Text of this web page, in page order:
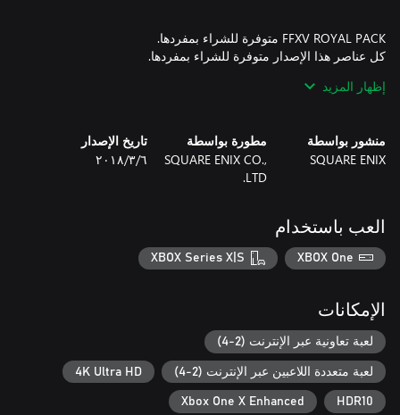
Game Pass Core.
إظهار المزيد
منشور بواسطة
SQUARE ENIX
مطورة بواسطة
SQUARE ENIX CO.,
LTD.
تاريخ الإصدار
٦‏/٣‏/٢٠١٨
العب باستخدام
XBOX One
XBOX Series X|S
الإمكانات
لعبة تعاونية عبر الإنترنت (2-4)
لعبة متعددة اللاعبين عبر الإنترنت (2-4) 4K Ultra HD
HDR10
Xbox One X Enhanced